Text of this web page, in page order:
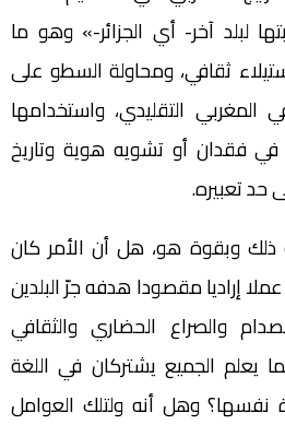
لبلد آخر- أي الجزائر-» وهو ما
ثقافي، ومحاولة السطو على
المغربي التقليدي، واستخدامها
فقدان أو تشويه هوية وتاريخ
حد تعبيره.
وبقوة هو، هل أن الأمر كان
إراديا مقصودا هدفه جرّ البلدين
والصراع الحضاري والثقافي
يعلم الجميع يشتركان في اللغة
نفسها؟ وهل أنه ولتلك العوامل